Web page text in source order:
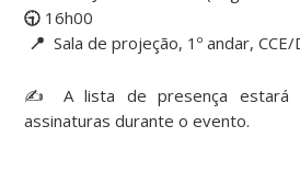
🕤 16h00
📍Sala de projeção, 1º andar, CCE/
✍️ A lista de presença estará
assinaturas durante o evento.